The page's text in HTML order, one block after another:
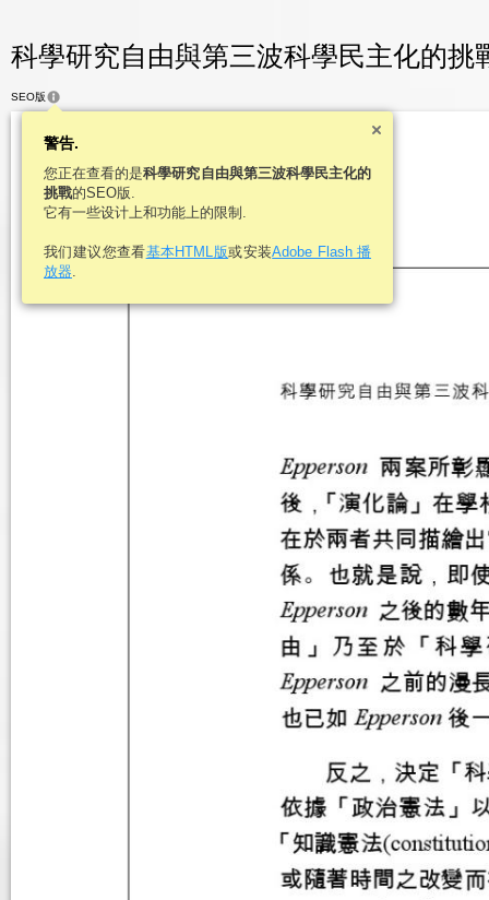
科學研究自由與第三波科學民主化的挑
SEO版
警告.
您正在查看的是科學研究自由與第三波科學民主化的
挑戰的SEO版.
它有一些设计上和功能上的限制.
我们建议您查看基本HTML版或安装Adobe Flash 播
放器.